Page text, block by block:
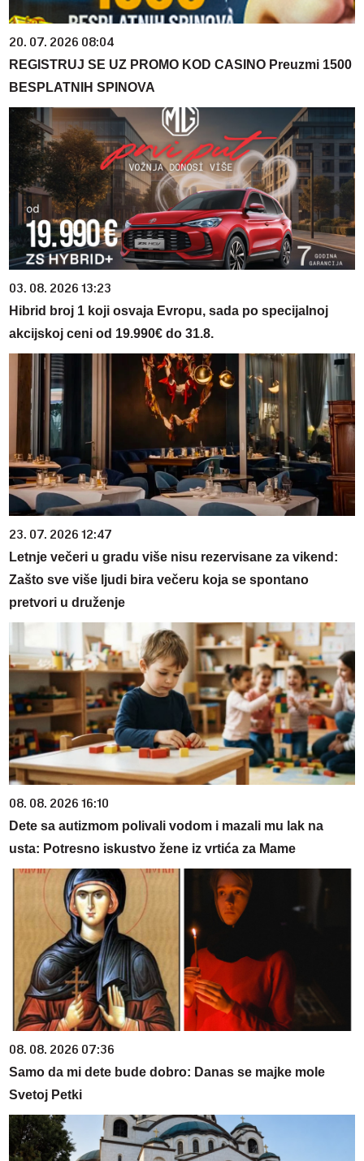
20. 07. 2026 08:04
REGISTRUJ SE UZ PROMO KOD CASINO Preuzmi 1500
BESPLATNIH SPINOVA
03. 08. 2026 13:23
Hibrid broj 1 koji osvaja Evropu, sada po specijalnoj
akcijskoj ceni od 19.990€ do 31.8.
23. 07. 2026 12:47
Letnje večeri u gradu više nisu rezervisane za vikend:
Zašto sve više ljudi bira večeru koja se spontano
pretvori u druženje
08. 08. 2026 16:10
Dete sa autizmom polivali vodom i mazali mu lak na
usta: Potresno iskustvo žene iz vrtića za Mame
08. 08. 2026 07:36
Samo da mi dete bude dobro: Danas se majke mole
Svetoj Petki